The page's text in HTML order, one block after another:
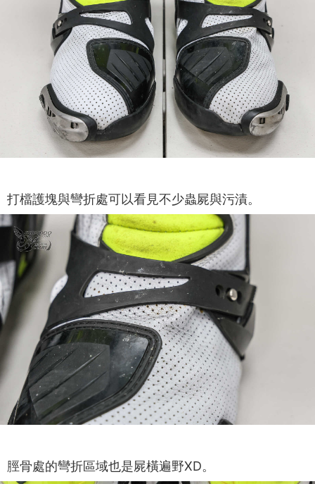
打檔護塊與彎折處可以看見不少蟲屍與污漬。
脛骨處的彎折區域也是屍橫遍野XD。